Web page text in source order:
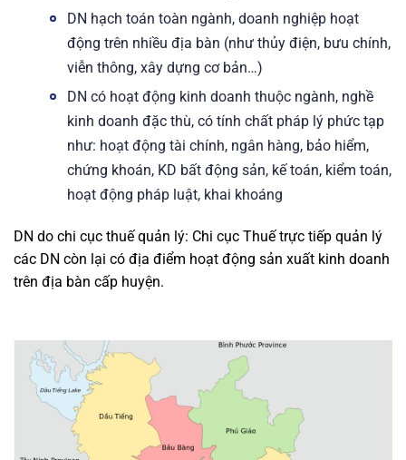
DN hạch toán toàn ngành, doanh nghiệp hoạt
động trên nhiều địa bàn (như thủy điện, bưu chính,
viễn thông, xây dựng cơ bản…)
DN có hoạt động kinh doanh thuộc ngành, nghề
kinh doanh đặc thù, có tính chất pháp lý phức tạp
như: hoạt động tài chính, ngân hàng, bảo hiểm,
chứng khoán, KD bất động sản, kế toán, kiểm toán,
hoạt động pháp luật, khai khoáng
DN do chi cục thuế quản lý: Chi cục Thuế trực tiếp quản lý
các DN còn lại có địa điểm hoạt động sản xuất kinh doanh
trên địa bàn cấp huyện.